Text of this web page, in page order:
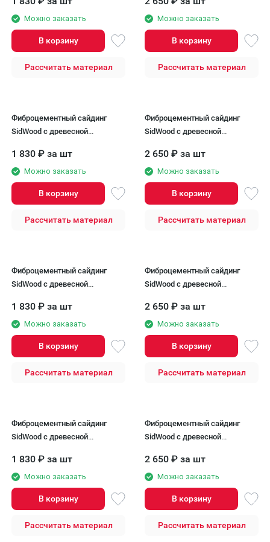
Можно заказать
В корзину
Рассчитать материал
Можно заказать
В корзину
Рассчитать материал
Фиброцементный сайдинг
SidWood с древесной
1 830 ₽ за шт
Можно заказать
В корзину
Рассчитать материал
Фиброцементный сайдинг
SidWood с древесной
2 650 ₽ за шт
Можно заказать
В корзину
Рассчитать материал
Фиброцементный сайдинг
SidWood с древесной
1 830 ₽ за шт
Можно заказать
В корзину
Рассчитать материал
Фиброцементный сайдинг
SidWood с древесной
2 650 ₽ за шт
Можно заказать
В корзину
Рассчитать материал
Фиброцементный сайдинг
SidWood с древесной
1 830 ₽ за шт
Можно заказать
В корзину
Рассчитать материал
Фиброцементный сайдинг
SidWood с древесной
2 650 ₽ за шт
Можно заказать
В корзину
Рассчитать материал